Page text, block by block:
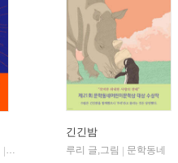
알에이치코리아(RHK)
긴긴밤
루리 글,그림
문학동네